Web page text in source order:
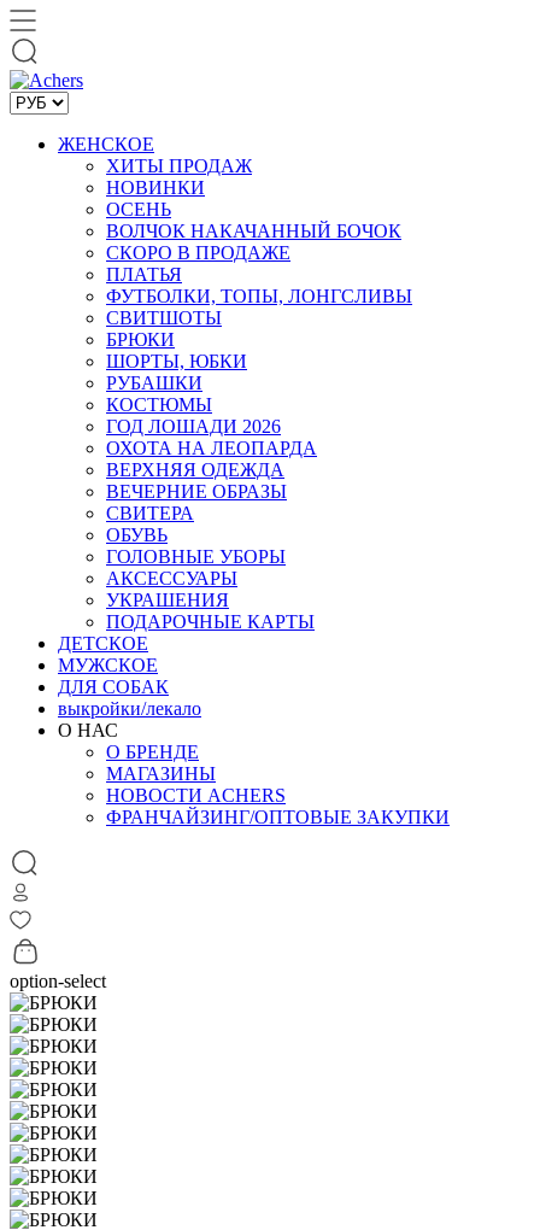
ЖЕНСКОЕ
ХИТЫ ПРОДАЖ
НОВИНКИ
ОСЕНЬ
ВОЛЧОК НАКАЧАННЫЙ БОЧОК
СКОРО В ПРОДАЖЕ
ПЛАТЬЯ
ФУТБОЛКИ, ТОПЫ, ЛОНГСЛИВЫ
СВИТШОТЫ
БРЮКИ
ШОРТЫ, ЮБКИ
РУБАШКИ
КОСТЮМЫ
ГОД ЛОШАДИ 2026
ОХОТА НА ЛЕОПАРДА
ВЕРХНЯЯ ОДЕЖДА
ВЕЧЕРНИЕ ОБРАЗЫ
СВИТЕРА
ОБУВЬ
ГОЛОВНЫЕ УБОРЫ
АКСЕССУАРЫ
УКРАШЕНИЯ
ПОДАРОЧНЫЕ КАРТЫ
ДЕТСКОЕ
МУЖСКОЕ
ДЛЯ СОБАК
выкройки/лекало
О НАС
О БРЕНДЕ
МАГАЗИНЫ
НОВОСТИ ACHERS
ФРАНЧАЙЗИНГ/ОПТОВЫЕ ЗАКУПКИ
option-select